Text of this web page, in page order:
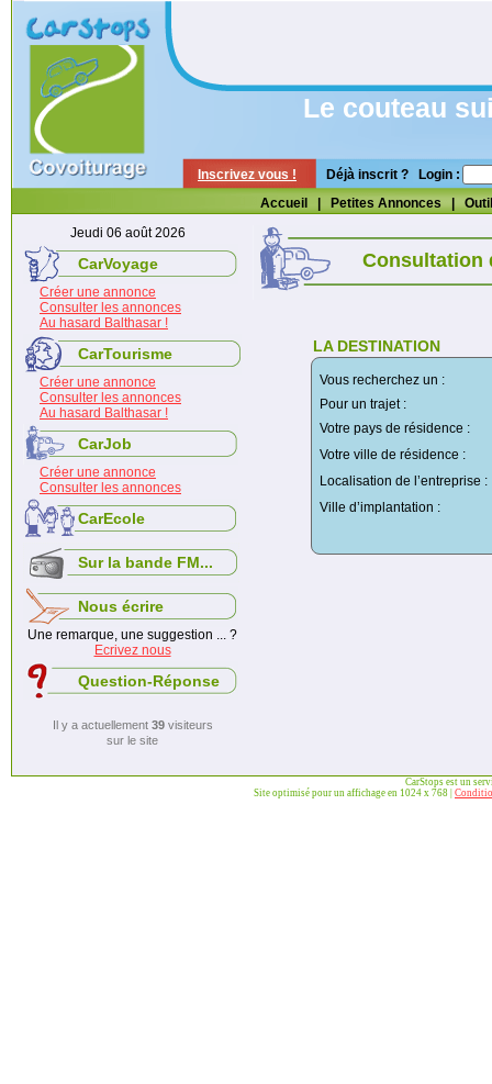
Le couteau
Inscrivez vous !
Déjà inscrit ? Login :
Accueil
Petites Annonces |
Jeudi 06 août 2026
CarVoyage
Créer une annonce
Consulter les annonces
Au hasard Balthasar !
CarTourisme
Créer une annonce
Consulter les annonces
Au hasard Balthasar !
CarJob
Créer une annonce
Consulter les annonces
CarEcole
Sur la bande FM...
Nous écrire
Une remarque, une suggestion ... ?
Ecrivez nous
Question-Réponse
Il y a actuellement 39visiteurs
sur le site
Consultation
LA DESTINATION
Vous recherchez un :
Pour un trajet :
Votre pays de résidence :
Votre ville de résidence :
Localisation de l’entreprise :
Ville d’implantation :
CarStops est un
Site optimisé pour un affichage en 1024 x 768 |